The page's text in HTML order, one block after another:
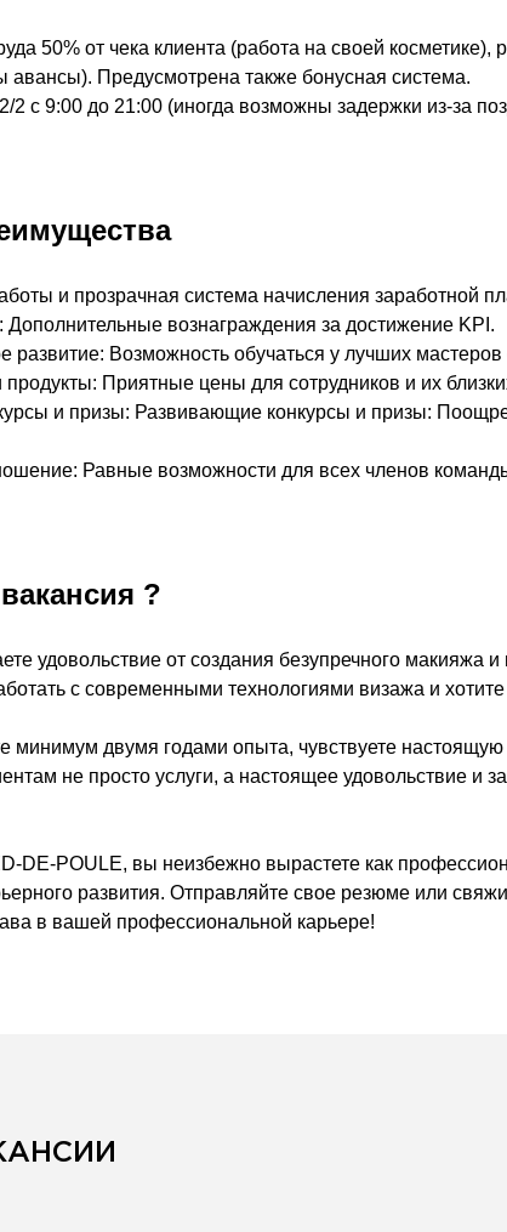
50% от чека клиента (работа на своей косметике),
авансы). Предусмотрена также бонусная система.
2/2 с 9:00 до 21:00 (иногда возможны задержки из-за
и прозрачная система начисления заработной
Дополнительные вознаграждения за достижение KPI.
развитие: Возможность обучаться у лучших
продукты: Приятные цены для сотрудников и их
и призы: Развивающие конкурсы и призы:
Равные возможности для всех членов
?
удовольствие от создания безупречного макияжа и
с современными технологиями визажа и
минимум двумя годами опыта, чувствуете настоящую
не просто услуги, а настоящее удовольствие и
DE-POULE, вы неизбежно вырастете как
развития. Отправляйте свое резюме или
в вашей профессиональной карьере!